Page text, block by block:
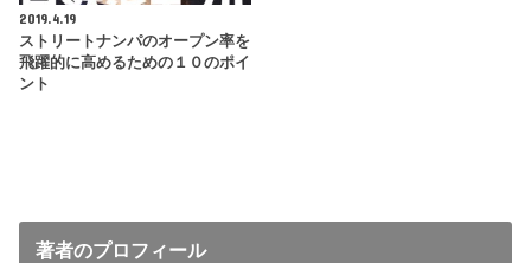
2019.4.19
ストリートナンパのオープン率を
飛躍的に高めるための１０のポイ
ント
著者のプロフィール